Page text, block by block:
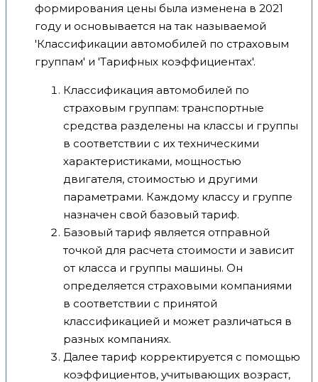
формирования цены была изменена в 2021
году и основывается на так называемой
'Классификации автомобилей по страховым
группам' и 'Тарифных коэффициентах'.
Классификация автомобилей по
страховым группам: транспортные
средства разделены на классы и группы
в соответствии с их техническими
характеристиками, мощностью
двигателя, стоимостью и другими
параметрами. Каждому классу и группе
назначен свой базовый тариф.
Базовый тариф является отправной
точкой для расчета стоимости и зависит
от класса и группы машины. Он
определяется страховыми компаниями
в соответствии с принятой
классификацией и может различаться в
разных компаниях.
Далее тариф корректируется с помощью
коэффициентов, учитывающих возраст,